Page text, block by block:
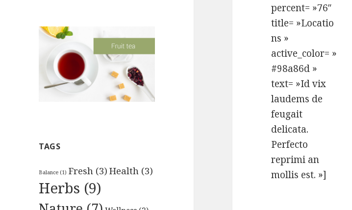
TAGS
Balance (1) Fresh (3) Health (3)
Herbs (9)
percent= »76″
title= »Locatio
ns »
active_color= »
#98a86d »
text= »Id vix
laudems de
feugait
delicata.
Perfecto
reprimi an
mollis est. »]